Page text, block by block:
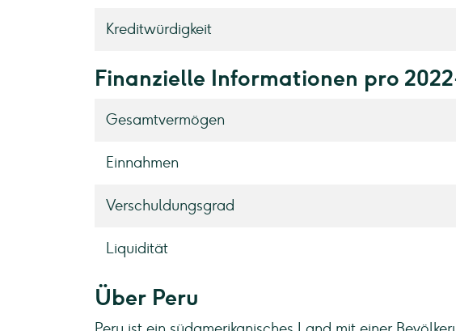
Kreditwürdigkeit
Finanzielle Informationen pro
Gesamtvermögen
Einnahmen
Verschuldungsgrad
Liquidität
Über Peru